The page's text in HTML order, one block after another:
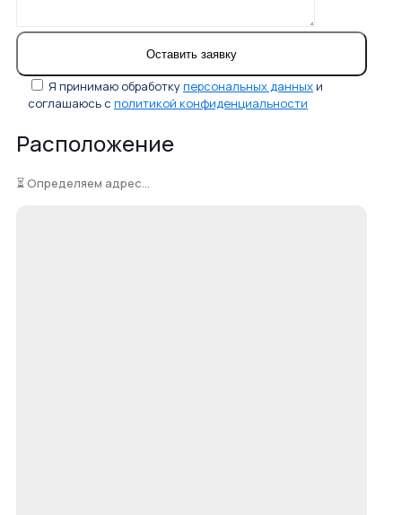
Я принимаю обработкуперсональных данных и
соглашаюсь с политикой конфиденциальности
Расположение
⏳ Определяем адрес...